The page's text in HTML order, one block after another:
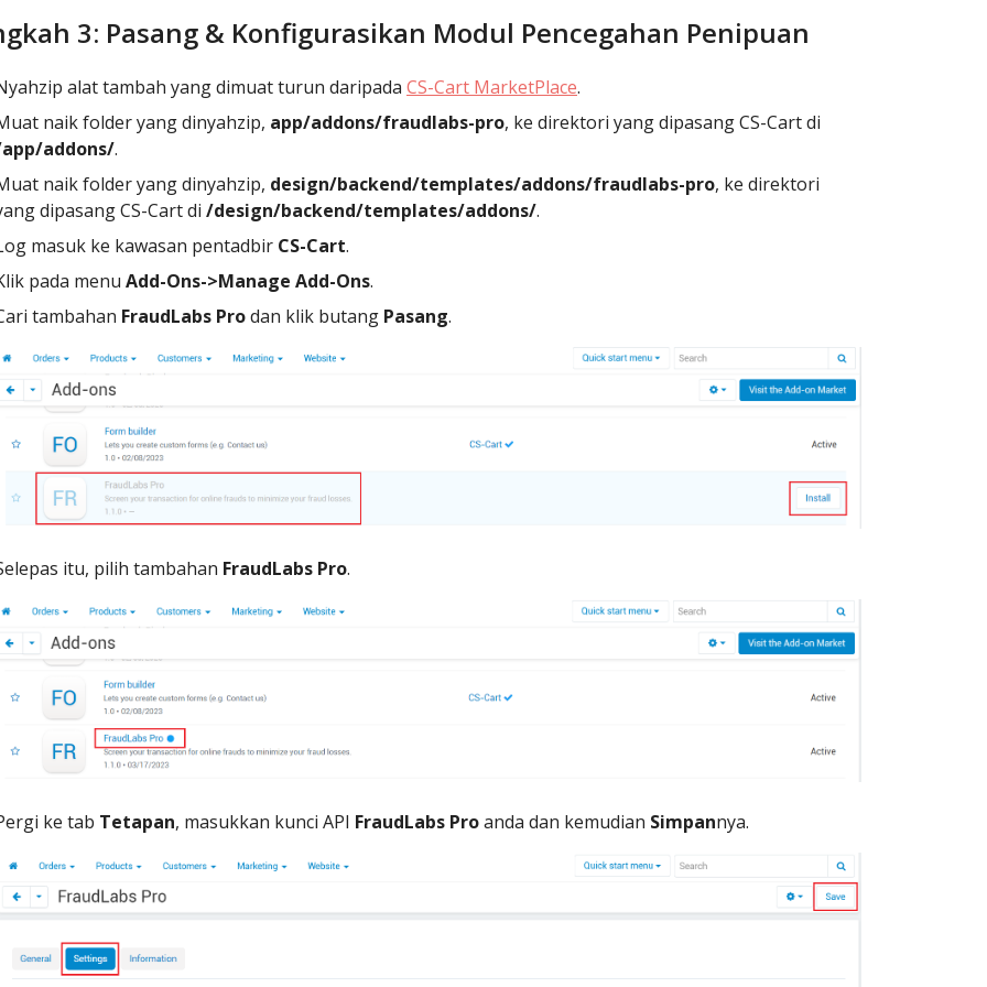
3: Pasang & Konfigurasikan Modul Pencegahan Penipuan
alat tambah yang dimuat turun daripada CS-Cart MarketPlace.
naik folder yang dinyahzip, app/addons/fraudlabs-pro, ke direktori yang dipasang CS-Cart di
addons/.
naik folder yang dinyahzip, design/backend/templates/addons/fraudlabs-pro, ke direktori
dipasang CS-Cart di /design/backend/templates/addons/.
masuk ke kawasan pentadbir CS-Cart.
pada menu Add-Ons->Manage Add-Ons.
tambahan FraudLabs Prodan klik butang Pasang.
itu, pilih tambahan FraudLabs Pro.
ke tab Tetapan, masukkan kunci API FraudLabs Proanda dan kemudian Simpannya.